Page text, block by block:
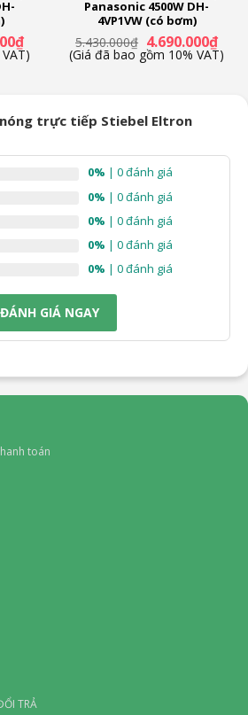
cm – Dày 9 cm – Nặng 1.1 kg
₫Giá
hiện
tại
Panasonic 4500W DH-
4VP1VW (có bơm)
5.430.000₫ Giá
gốc
là:
4.690.000₫Giá
hiện
tại
(Giá đã bao gồm 10% VAT)
trực tiếp Stiebel Eltron
0% | 0 đánh giá
0% | 0 đánh giá
0% | 0 đánh giá
0% | 0 đánh giá
0% | 0 đánh giá
ĐÁNH GIÁ NGAY
toán
TRẢ